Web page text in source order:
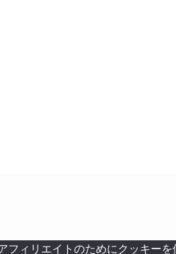
フィリエイトのためにクッキー